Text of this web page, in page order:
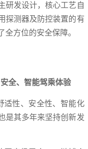
研发设计，核心工艺自
探测器及防控装置的有
全方位的安全保障。
全、智能驾乘体验
适性、安全性、智能化
是其多年来坚持创新发